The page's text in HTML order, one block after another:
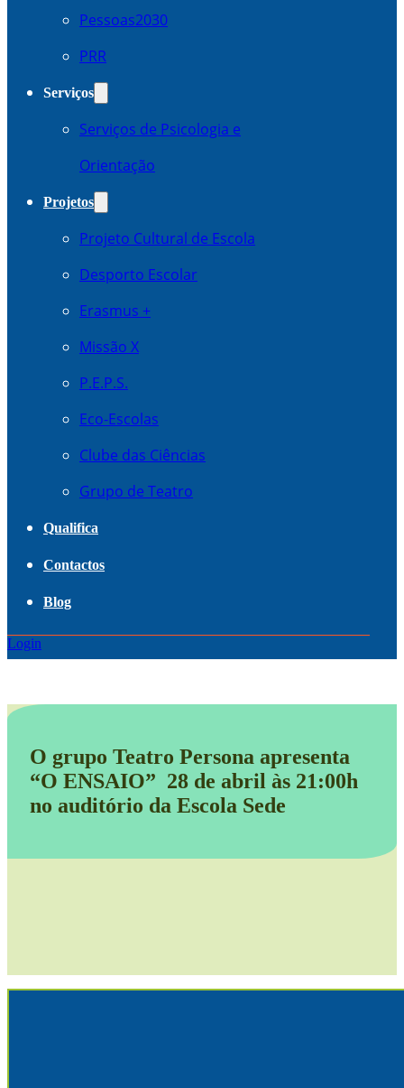
Pessoas2030
PRR
Serviços
Serviços de Psicologia e
Orientação
Projetos
Projeto Cultural de Escola
Desporto Escolar
Erasmus +
Missão X
P.E.P.S.
Eco-Escolas
Clube das Ciências
Grupo de Teatro
Qualifica
Contactos
Blog
Login
O grupo Teatro Persona apresenta
“O ENSAIO” 28 de abril às 21:00h
no auditório da Escola Sede